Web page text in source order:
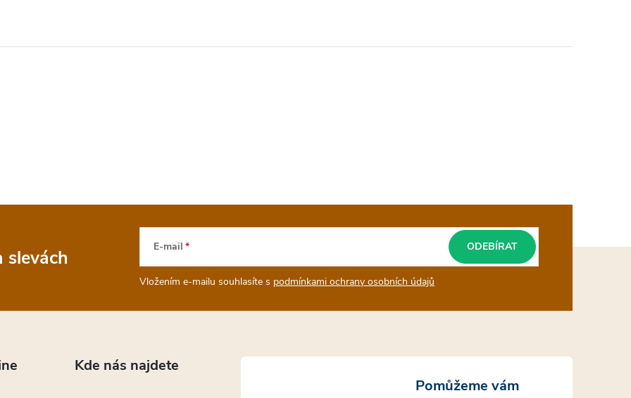
slevách E-mail
Vložením e-mailu souhlasíte s podmínkami ochrany osobních údajů
ODEBÍRAT
Kde nás najdete